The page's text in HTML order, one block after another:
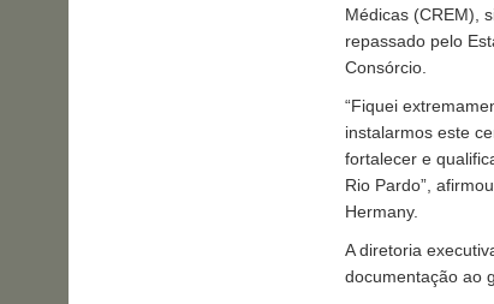
Médicas (CREM),
repassado pelo
Consórcio.
“Fiquei
instalarmos este
fortalecer e
Rio Pardo”,
Hermany.
A diretoria
documentação ao